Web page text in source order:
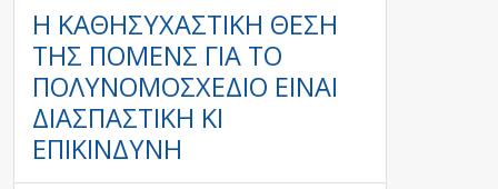
Η ΚΑΘΗΣΥΧΑΣΤΙΚΉ ΘΈΣΗ
ΤΗΣ ΠΟΜΕΝΣ ΓΙΑ ΤΟ
ΠΟΛΥΝΟΜΟΣΧΈΔΙΟ ΕΊΝΑΙ
ΔΙΑΣΠΑΣΤΙΚΉ ΚΙ
ΕΠΙΚΊΝΔΥΝΗ